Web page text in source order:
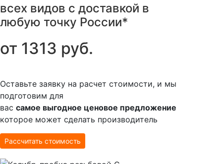
всех видов с доставкой в
любую точку России*
от 1313 руб.
Оставьте заявку на расчет стоимости, и мы
подготовим для
вас самое выгодное ценовое предложение
которое может сделать производитель
Рассчитать стоимость